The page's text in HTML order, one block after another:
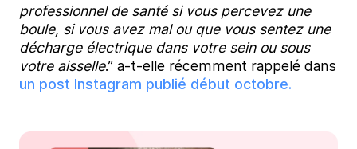
professionnel de santé si vous percevez une
boule, si vous avez mal ou que vous sentez une
décharge électrique dans votre sein ou sous
votre aisselle.” a-t-elle récemment rappelé dans
un post Instagram publié début octobre.